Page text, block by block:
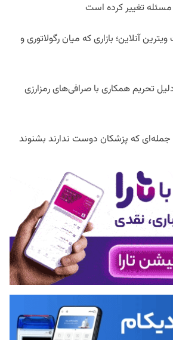
تغییر کرده است
آنلاین؛ بازاری که میان رگولاتوری و
تحریم همکاری با صرافی‌های رمزارزی